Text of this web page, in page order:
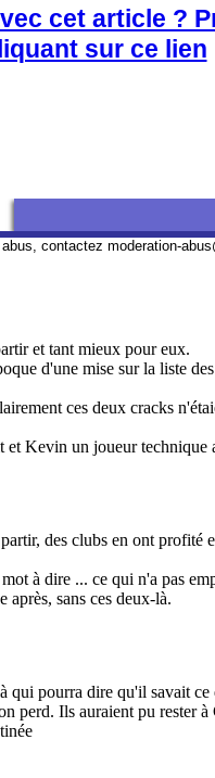
cet article ?
sur ce lien
contactez moderation-